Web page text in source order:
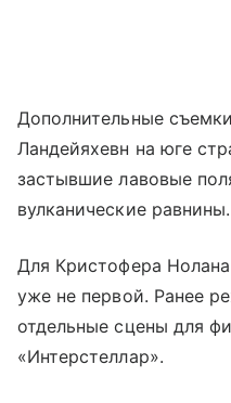
Дополнительные
Ландейяхевн на юге
застывшие лавовые
вулканические равнины.
Для Кристофера
уже не первой. Ранее
отдельные сцены для
«Интерстеллар».